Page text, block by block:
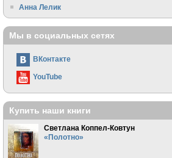
Анна Лелик
Мы в социальных сетях
ВКонтакте
YouTube
Купить наши книги
Светлана Коппел-Ковтун
«Полотно»